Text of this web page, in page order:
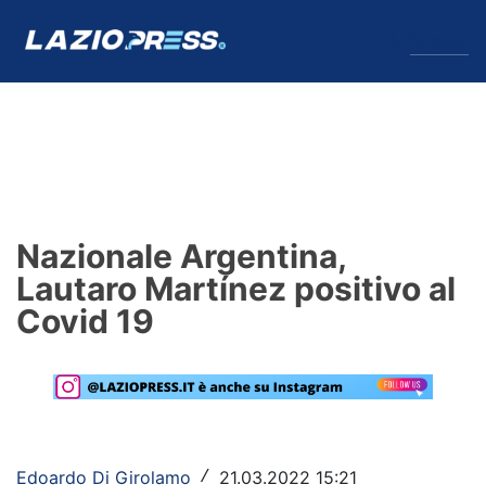
Formello
Infortuni
Primavera
Lazio Women
Nazionale Argentina,
Lautaro Martínez positivo al
Covid 19
Edoardo Di Girolamo / 21.03.2022 15:21